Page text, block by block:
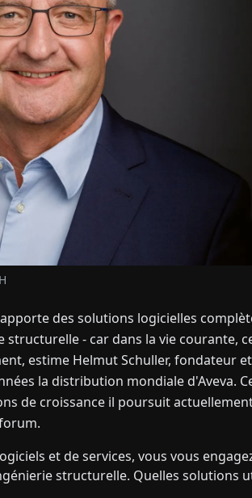
des solutions logicielles
- car dans la vie courante,
estime Helmut Schuller, fondateur
la distribution mondiale d'Aveva.
de croissance il poursuit
et de services, vous vous
structurelle. Quelles solutions